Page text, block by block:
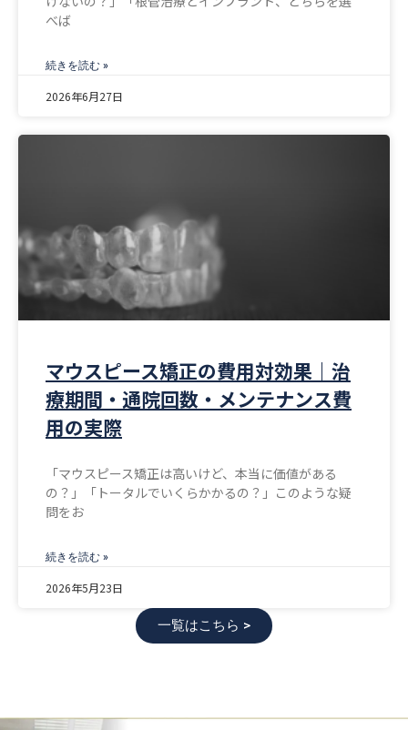
べば
続きを読む »
2026年6月27日
マウスピース矯正の費用対効果｜治
療期間・通院回数・メンテナンス費
用の実際
「マウスピース矯正は高いけど、本当に価値がある
の？」「トータルでいくらかかるの？」このような疑
問をお
続きを読む »
2026年5月23日
一覧はこちら >